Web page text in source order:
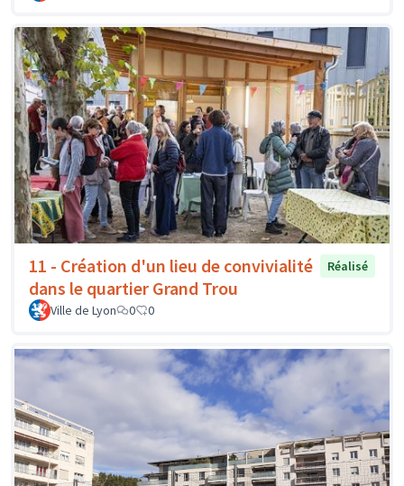
11 - Création d'un lieu de convivialité
dans le quartier Grand Trou
Réalisé
Ville de Lyon 0 0